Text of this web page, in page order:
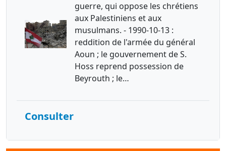
guerre, qui oppose les chrétiens
aux Palestiniens et aux
musulmans. - 1990-10-13 :
reddition de l'armée du général
Aoun ; le gouvernement de S.
Hoss reprend possession de
Beyrouth ; le…
Consulter